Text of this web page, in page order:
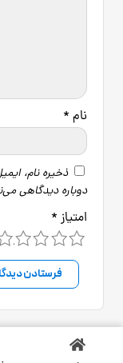
نام *
ذخیره نام،
دوباره دیدگاهی
امتیاز *
4 3 2 1